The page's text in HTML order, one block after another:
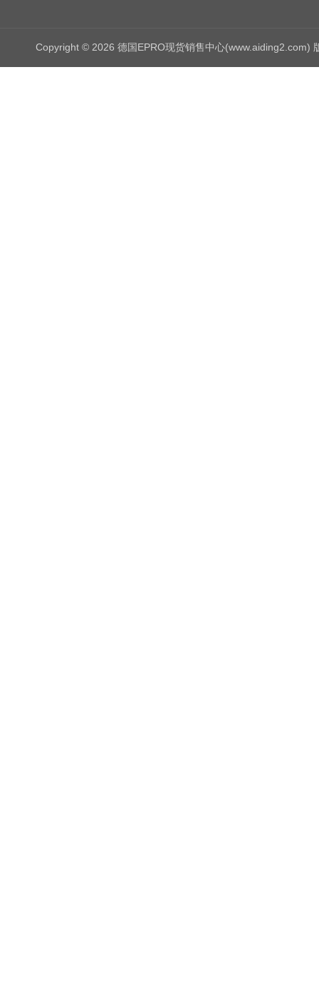
Copyright © 2026 德国EPRO现货销售中心(www.aiding2.com)